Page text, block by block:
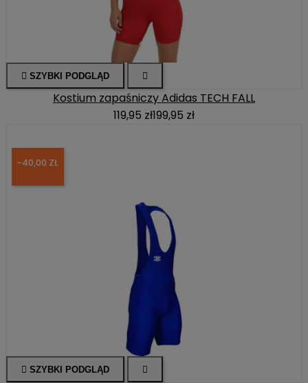
 SZYBKI PODGLĄD 
Kostium zapaśniczy Adidas TECH FALL
119,95 zł199,95 zł
-40,00 ZŁ
 SZYBKI PODGLĄD 